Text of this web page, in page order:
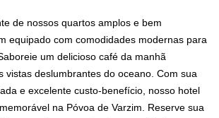
de nossos quartos amplos e bem
equipado com comodidades modernas para
um delicioso café da manhã
vistas deslumbrantes do oceano. Com sua
e excelente custo-benefício, nosso hotel
na Póvoa de Varzim. Reserve sua